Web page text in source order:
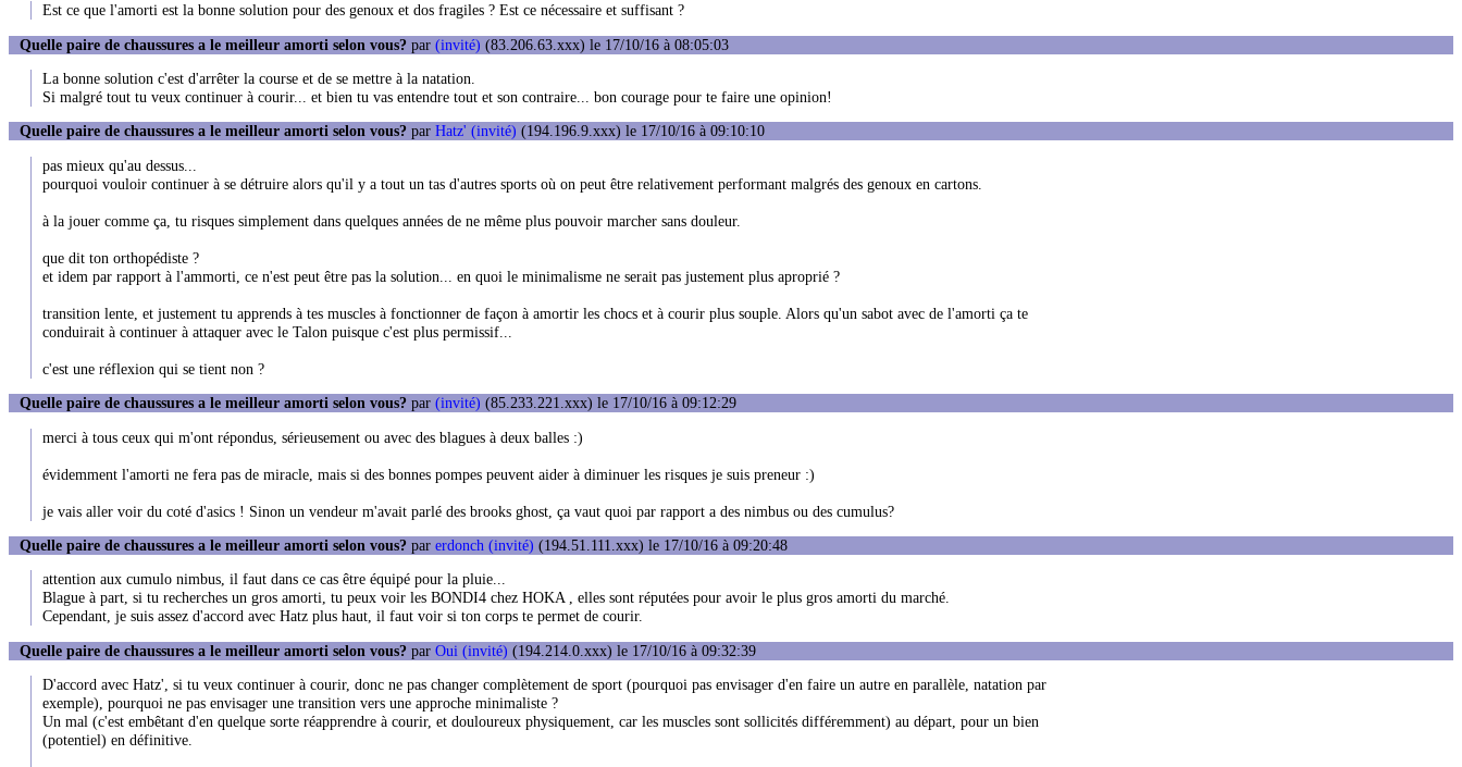
Est ce que l'amorti est la bonne solution pour des genoux et dos fragiles ? Est ce nécessaire et suffisant ?
Quelle paire de chaussures a le meilleur amorti selon vous? par (invité) (83.206.63.xxx) le 17/10/16 à 08:05:03
La bonne solution c'est d'arrêter la course et de se mettre à la natation.
Si malgré tout tu veux continuer à courir... et bien tu vas entendre tout et son contraire... bon courage pour te faire une opinion!
Quelle paire de chaussures a le meilleur amorti selon vous? par Hatz' (invité) (194.196.9.xxx) le 17/10/16 à 09:10:10
pas mieux qu'au dessus...
pourquoi vouloir continuer à se détruire alors qu'il y a tout un tas d'autres sports où on peut être relativement performant malgrés des genoux en cartons.
à la jouer comme ça, tu risques simplement dans quelques années de ne même plus pouvoir marcher sans douleur.
que dit ton orthopédiste ?
et idem par rapport à l'ammorti, ce n'est peut être pas la solution... en quoi le minimalisme ne serait pas justement plus aproprié ?
transition lente, et justement tu apprends à tes muscles à fonctionner de façon à amortir les chocs et à courir plus souple. Alors qu'un sabot avec de l'amorti ça te
conduirait à continuer à attaquer avec le Talon puisque c'est plus permissif...
c'est une réflexion qui se tient non ?
Quelle paire de chaussures a le meilleur amorti selon vous? par (invité) (85.233.221.xxx) le 17/10/16 à 09:12:29
merci à tous ceux qui m'ont répondus, sérieusement ou avec des blagues à deux balles :)
évidemment l'amorti ne fera pas de miracle, mais si des bonnes pompes peuvent aider à diminuer les risques je suis preneur :)
je vais aller voir du coté d'asics ! Sinon un vendeur m'avait parlé des brooks ghost, ça vaut quoi par rapport a des nimbus ou des cumulus?
Quelle paire de chaussures a le meilleur amorti selon vous? par erdonch (invité) (194.51.111.xxx) le 17/10/16 à 09:20:48
attention aux cumulo nimbus, il faut dans ce cas être équipé pour la pluie...
Blague à part, si tu recherches un gros amorti, tu peux voir les BONDI4 chez HOKA , elles sont réputées pour avoir le plus gros amorti du marché.
Cependant, je suis assez d'accord avec Hatz plus haut, il faut voir si ton corps te permet de courir.
Quelle paire de chaussures a le meilleur amorti selon vous? par Oui (invité) (194.214.0.xxx) le 17/10/16 à 09:32:39
D'accord avec Hatz', si tu veux continuer à courir, donc ne pas changer complètement de sport (pourquoi pas envisager d'en faire un autre en parallèle, natation par
exemple), pourquoi ne pas envisager une transition vers une approche minimaliste ?
Un mal (c'est embêtant d'en quelque sorte réapprendre à courir, et douloureux physiquement, car les muscles sont sollicités différemment) au départ, pour un bien
(potentiel) en définitive.